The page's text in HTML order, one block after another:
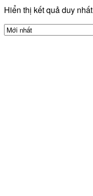
Hiển thị kết quả duy nhất